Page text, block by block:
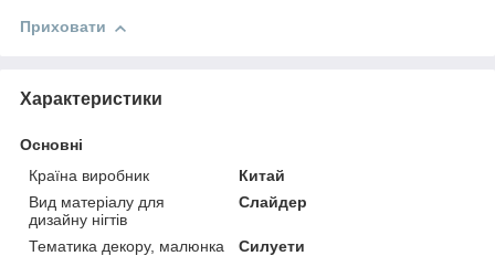
Приховати
Характеристики
Основні
Країна виробник
Китай
Вид матеріалу для
дизайну нігтів
Слайдер
Тематика декору, малюнка
Силуети